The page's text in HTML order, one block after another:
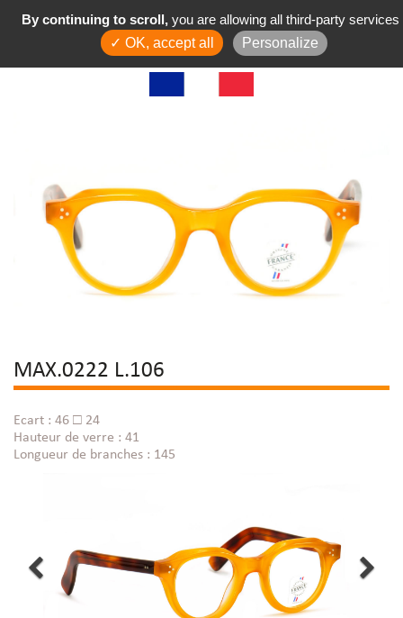
MAX.0222 L.106
Ecart : 46 □ 24
Hauteur de verre : 41
Longueur de branches : 145
By continuing to scroll, you are allowing all third-party services
✓ OK, accept all
Personalize